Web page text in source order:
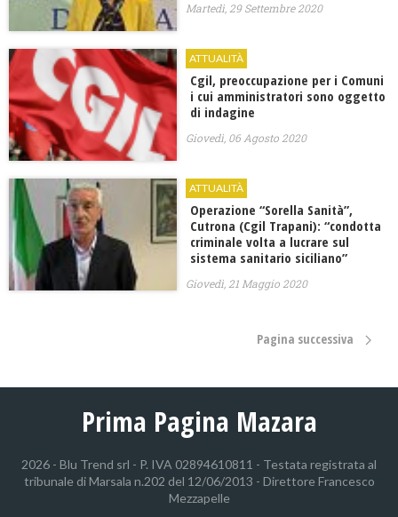
Martedì, 29 Settembre 2020
ATTUALITÀ
Cgil, preoccupazione per i Comuni
i cui amministratori sono oggetto
di indagine
Giovedì, 06 Agosto 2020
ATTUALITÀ
Operazione “Sorella Sanità”,
Cutrona (Cgil Trapani): “condotta
criminale volta a lucrare sul
sistema sanitario siciliano”
Giovedì, 21 Maggio 2020
Pagina successiva
Prima Pagina Mazara
2026 - Blu Trend srl - P. IVA 02894610811 - Testata registrata al
tribunale di Marsala n.202 del 12/06/2013 - Direttore Francesco
Mezzapelle